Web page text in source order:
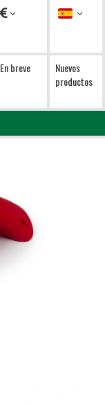
Monedas Idioma
En breve
Nuevos
productos